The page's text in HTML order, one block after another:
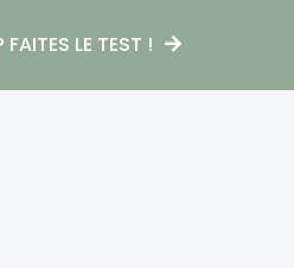
LE TEST !